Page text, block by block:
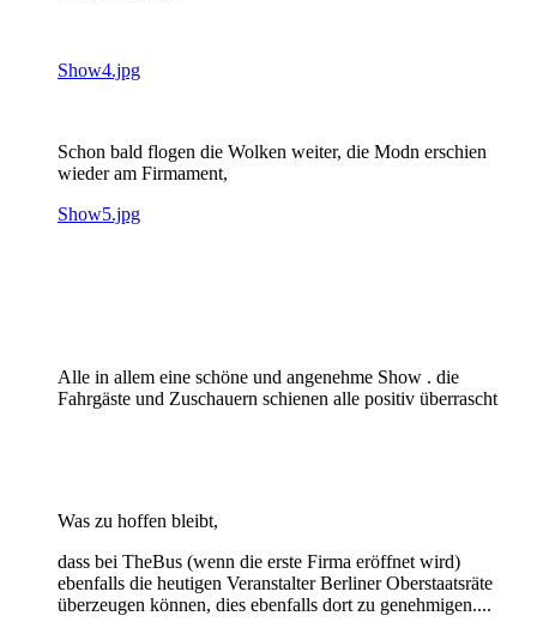
Show4.jpg
Schon bald flogen die Wolken weiter, die Modn erschien
wieder am Firmament,
Show5.jpg
Alle in allem eine schöne und angenehme Show . die
Fahrgäste und Zuschauern schienen alle positiv überrascht
Was zu hoffen bleibt,
dass bei TheBus (wenn die erste Firma eröffnet wird)
ebenfalls die heutigen Veranstalter Berliner Oberstaatsräte
überzeugen können, dies ebenfalls dort zu genehmigen....